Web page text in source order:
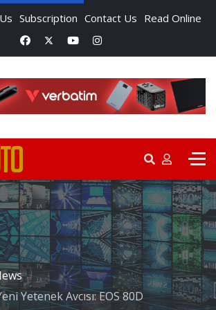
Subscription Contact Us Read Online
Yetenek Avcısı: EOS 80D